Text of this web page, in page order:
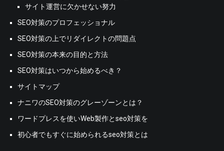
サイト運営に欠かせない努力
SEO対策のプロフェッショナル
SEO対策の上でリダイレクトの問題点
SEO対策の本来の目的と方法
SEO対策はいつから始めるべき？
サイトマップ
ナニワのSEO対策のグレーゾーンとは？
ワードプレスを使いWeb製作とseo対策を
初心者でもすぐに始められるseo対策とは